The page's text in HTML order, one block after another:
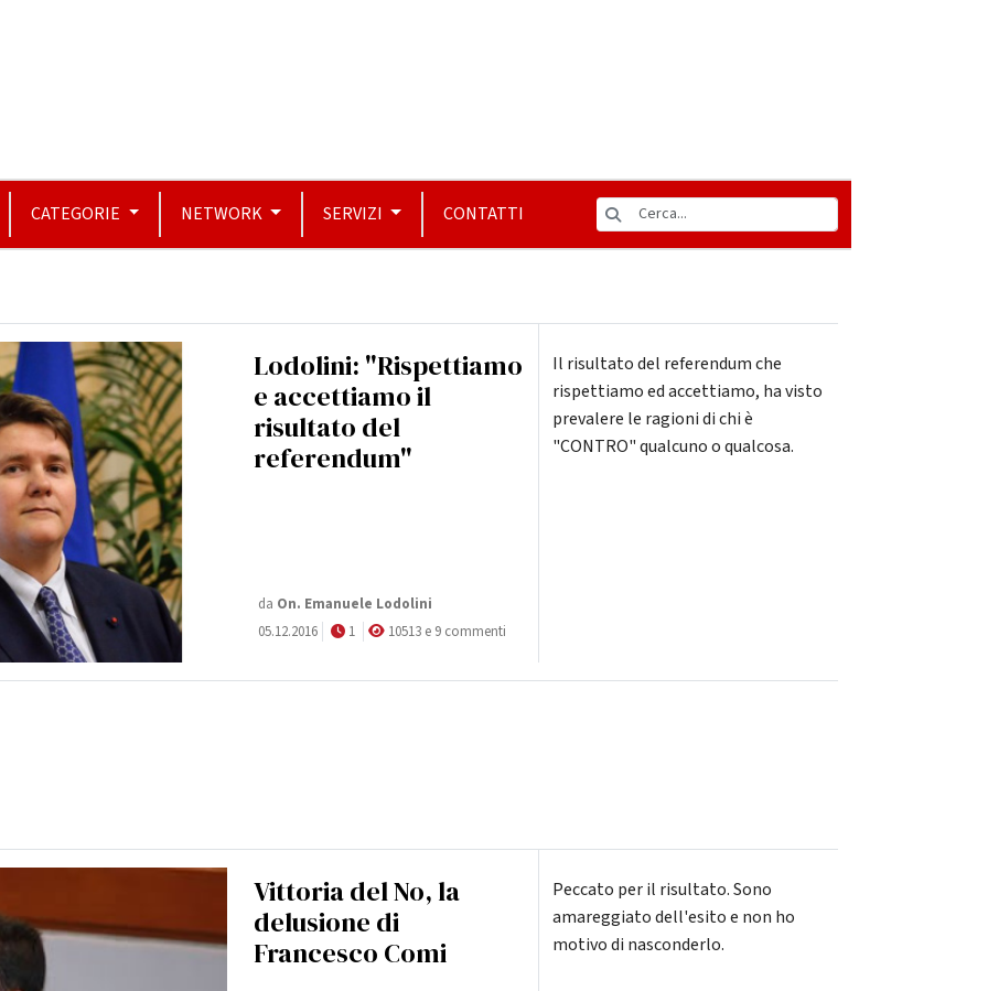
CATEGORIE NETWORK SERVIZI CONTATTI
Lodolini: "Rispettiamo
e accettiamo il
risultato del
referendum"
da On. Emanuele Lodolini
05.12.2016
1 10513 e 9 commenti
Il risultato del referendum che
rispettiamo ed accettiamo, ha visto
prevalere le ragioni di chi è
"CONTRO" qualcuno o qualcosa.
Vittoria del No, la
delusione di
Francesco Comi
Peccato per il risultato. Sono
amareggiato dell'esito e non ho
motivo di nasconderlo.